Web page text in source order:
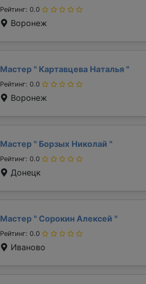
Рейтинг: 0.0
Воронеж
Мастер " Картавцева Наталья "
Рейтинг: 0.0
Воронеж
Мастер " Борзых Николай "
Рейтинг: 0.0
Донецк
Мастер " Сорокин Алексей "
Рейтинг: 0.0
Иваново